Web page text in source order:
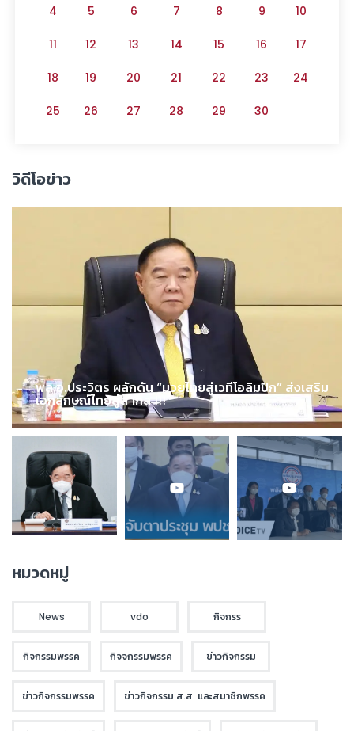
4 5 6 7 8 9 10
11 12 13 14 15 16 17
18 19 20 21 22 23 24
25 26 27 28 29 30
วิดีโอข่าว
พล.อ.ประวิตร ผลักดัน “มวยไทยสู่เวทีโอลิมปิก” ส่งเสริม
เอกลักษณ์ไทยสู่สากล !!!
หมวดหมู่
News vdo กิจกรร
กิจกรรมพรรค กิจจกรรมพรรค ข่าวกิจกรรม
ข่าวกิจกรรมพรรค ข่าวกิจกรรม ส.ส. และสมาชิกพรรค